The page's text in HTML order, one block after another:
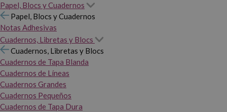
Papel, Blocs y Cuadernos
Papel, Blocs y Cuadernos
Notas Adhesivas
Cuadernos, Libretas y Blocs
Cuadernos, Libretas y Blocs
Cuadernos de Tapa Blanda
Cuadernos de Líneas
Cuadernos Grandes
Cuadernos Pequeños
Cuadernos de Tapa Dura